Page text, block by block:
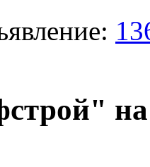
на